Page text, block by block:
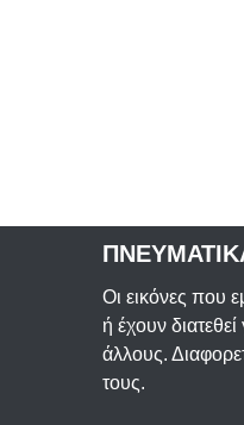
Οι εικόνες που
ή έχουν
άλλους.
τους.